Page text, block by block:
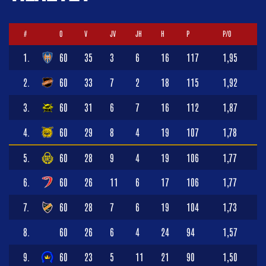
# O V JV JH H P P/O
1. 60 35 3 6 16 117 1,95
2. 60 33 7 2 18 115 1,92
3. 60 31 6 7 16 112 1,87
4. 60 29 8 4 19 107 1,78
5. 60 28 9 4 19 106 1,77
6. 60 26 11 6 17 106 1,77
7. 60 28 7 6 19 104 1,73
8. 60 26 6 4 24 94 1,57
9. 60 23 5 11 21 90 1,50